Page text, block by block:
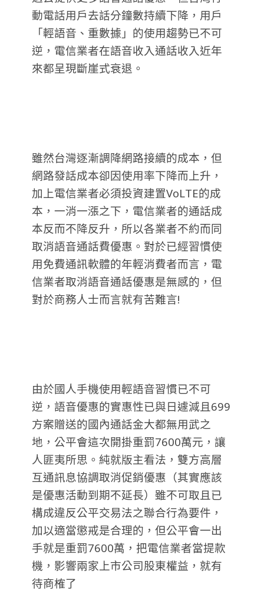
動電話用戶去話分鐘數持續下降，用戶
「輕語音、重數據」的使用趨勢已不可
逆，電信業者在語音收入通話收入近年
來都呈現斷崖式衰退。
雖然台灣逐漸調降網路接續的成本，但
網路發話成本卻因使用率下降而上升，
加上電信業者必須投資建置VoLTE的成
本，一消一漲之下，電信業者的通話成
本反而不降反升，所以各業者不約而同
取消語音通話費優惠。對於已經習慣使
用免費通訊軟體的年輕消費者而言，電
信業者取消語音通話優惠是無感的，但
對於商務人士而言就有苦難言!
由於國人手機使用輕語音習慣已不可
逆，語音優惠的實惠性已與日遽減且699
方案贈送的國內通話金大都無用武之
地，公平會這次開掛重罰7600萬元，讓
人匪夷所思。純就版主看法，雙方高層
互通訊息協調取消促銷優惠（其實應該
是優惠活動到期不延長）雖不可取且已
構成違反公平交易法之聯合行為要件，
加以適當懲戒是合理的，但公平會一出
手就是重罰7600萬，把電信業者當提款
機，影響兩家上市公司股東權益，就有
待商榷了